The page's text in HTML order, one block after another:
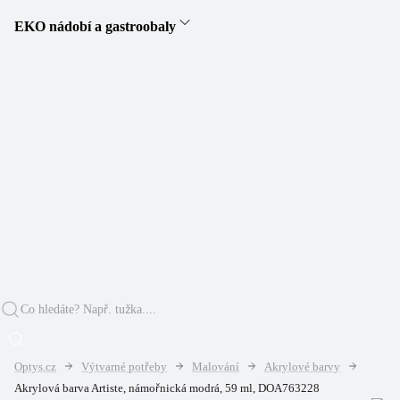
EKO nádobí a gastroobaly
Optys.cz Výtvarné potřeby Malování
Akrylové barvy
Akrylová barva Artiste, námořnická modrá, 59 ml, DOA763228